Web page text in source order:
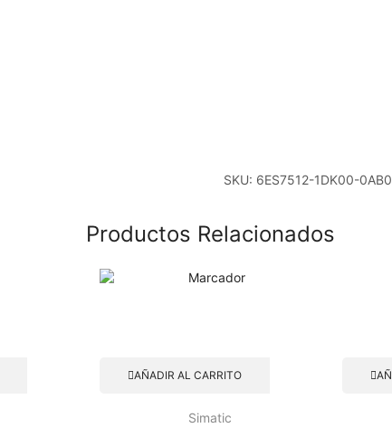
1512SP-
1PN
SKU: 6ES7512-1DK00-
Productos Relacionados
AÑADIR AL CARRITO
Simatic